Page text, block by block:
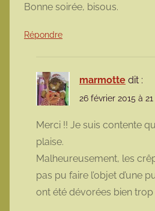
Bonne soirée, bisous.
Répondre
marmotte dit :
26 février 2015 à
Merci !! Je suis contente
plaise.
Malheureusement, les
pas pu faire l’objet d’une
ont été dévorées bien trop